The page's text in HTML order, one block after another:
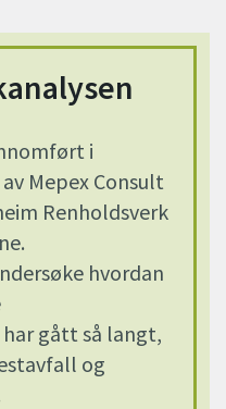
i
Mepex Consult
Renholdsverk
hvordan
gått så langt,
og